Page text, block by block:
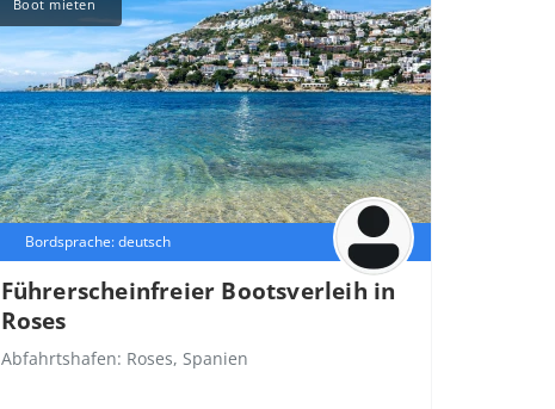
Bordsprache: deutsch
Boot mieten
Führerscheinfreier Bootsverleih in
Roses
Abfahrtshafen: Roses, Spanien